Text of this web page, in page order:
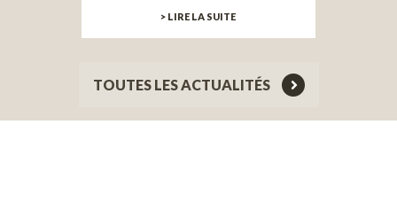
> LIRE LA SUITE
TOUTES LES ACTUALITÉS